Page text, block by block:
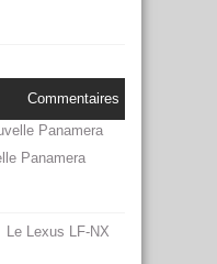
Commentaires
Panamera
Le Lexus LF-NX